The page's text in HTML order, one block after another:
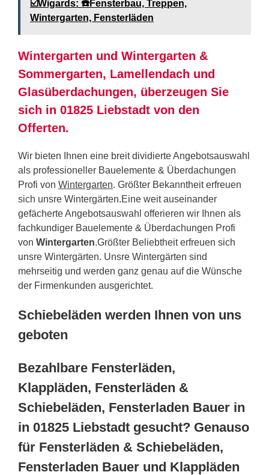
☑️Wigards: ☎️Fensterbau, Treppen,
Wintergarten, Fensterläden
Wintergarten und Wintergarten &
Sommergarten, Lamellendach und
Glasüberdachungen, überzeugen Sie
sich in 01825 Liebstadt von den
Offerten.
Wir bieten Ihnen eine breit dividierte Angebotsauswahl
als professioneller Bauelemente & Überdachungen
Profi von Wintergarten. Größter Bekanntheit erfreuen
sich unsre Wintergärten.Eine weit auseinander
gefächerte Angebotsauswahl offerieren wir Ihnen als
fachkundiger Bauelemente & Überdachungen Profi
von Wintergarten.Größter Beliebtheit erfreuen sich
unsre Wintergärten. Unsre Wintergärten sind
mehrseitig und werden ganz genau auf die Wünsche
der Firmenkunden ausgerichtet.
Schiebeläden werden Ihnen von uns
geboten
Bezahlbare Fensterläden,
Klappläden, Fensterläden &
Schiebeläden, Fensterladen Bauer in
in 01825 Liebstadt gesucht? Genauso
für Fensterläden & Schiebeläden,
Fensterladen Bauer und Klappläden